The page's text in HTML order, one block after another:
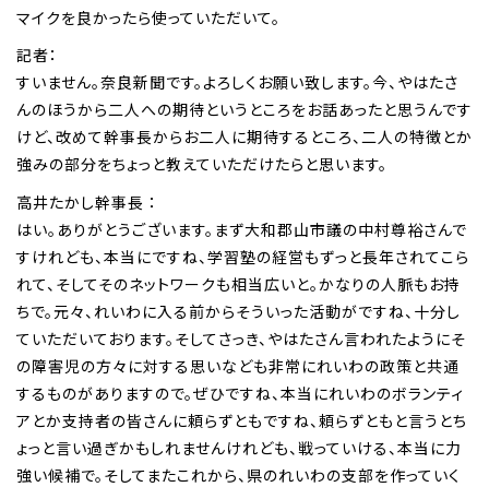
マイクを良かったら使っていただいて。
記者：
すいません。奈良新聞です。よろしくお願い致します。今、やはたさ
んのほうから二人への期待というところをお話あったと思うんです
けど、改めて幹事長からお二人に期待するところ、二人の特徴とか
強みの部分をちょっと教えていただけたらと思います。
高井たかし幹事長 ：
はい。ありがとうございます。まず大和郡山市議の中村尊裕さんで
すけれども、本当にですね、学習塾の経営もずっと長年されてこら
れて、そしてそのネットワークも相当広いと。かなりの人脈もお持
ちで。元々、れいわに入る前からそういった活動がですね、十分し
ていただいております。そしてさっき、やはたさん言われたようにそ
の障害児の方々に対する思いなども非常にれいわの政策と共通
するものがありますので。ぜひですね、本当にれいわのボランティ
アとか支持者の皆さんに頼らずともですね、頼らずともと言うとち
ょっと言い過ぎかもしれませんけれども、戦っていける、本当に力
強い候補で。そしてまたこれから、県のれいわの支部を作っていく